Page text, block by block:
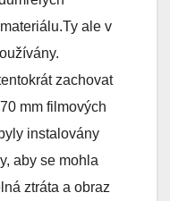
ale v
zachovat
mm filmových
instalovány
aby se mohla
ztráta a obraz